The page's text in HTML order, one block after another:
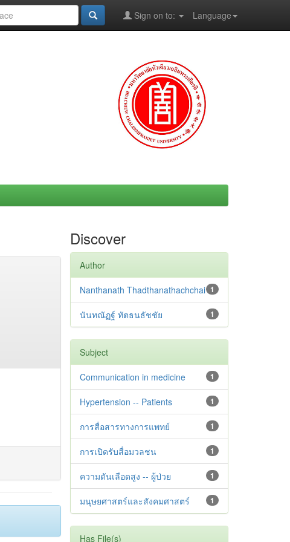
Language
Sign on to:
Discover
Author
1
Nanthanath Thadthanathachchai
1
นันทณัฏฐ์ ทัตธนธัชชัย
Subject
1
Communication in medicine
1
Hypertension -- Patients
1
การสื่อสารทางการแพทย์
1
การเปิดรับสื่อมวลชน
1
ความดันเลือดสูง -- ผู้ป่วย
1
มนุษยศาสตร์และสังคมศาสตร์
Has File(s)